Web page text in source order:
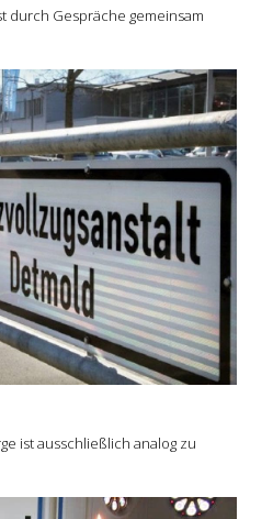
durch Gespräche gemeinsam
ist ausschließlich analog zu